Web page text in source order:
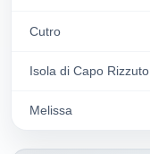
Cutro
Isola di Capo Rizzuto
Melissa